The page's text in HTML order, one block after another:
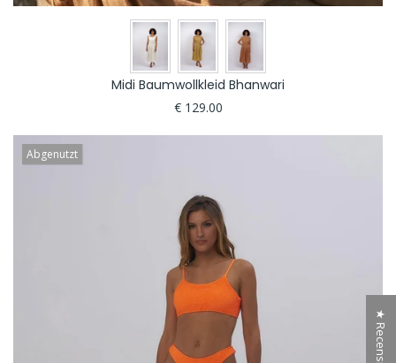
Midi Baumwollkleid Bhanwari
€ 129.00
Abgenutzt
★ Recensioni